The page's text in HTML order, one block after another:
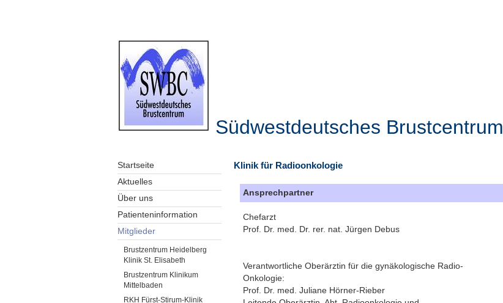
Südwestdeutsches Brustcentrum
Startseite
Aktuelles
Über uns
Patienteninformation
Mitglieder
Brustzentrum Heidelberg
Klinik St. Elisabeth
Brustzentrum Klinikum
Mittelbaden
RKH Fürst-Stirum-Klinik
Klinik für Radioonkologie
Ansprechpartner
Chefarzt
Prof. Dr. med. Dr. rer. nat. Jürgen Debus
Verantwortliche Oberärztin für die gynäkologische Radio-
Onkologie:
Prof. Dr. med. Juliane Hörner-Rieber